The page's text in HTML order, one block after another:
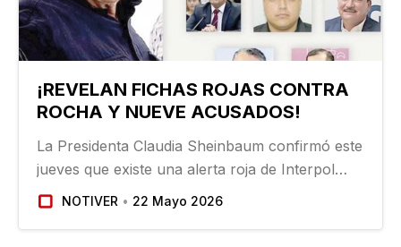
¡REVELAN FICHAS ROJAS CONTRA
ROCHA Y NUEVE ACUSADOS!
La Presidenta Claudia Sheinbaum confirmó este
jueves que existe una alerta roja de Interpol
derivada de la orden de aprehensión emitida
NOTIVER 22 Mayo 2026